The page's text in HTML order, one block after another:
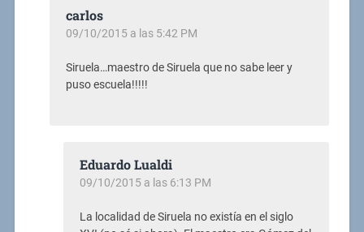
carlos
09/10/2015 a las 5:42 PM
Siruela…maestro de Siruela que no sabe leer y
puso escuela!!!!!
Eduardo Lualdi
09/10/2015 a las 6:13 PM
La localidad de Siruela no existía en el siglo